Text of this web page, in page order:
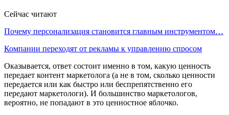
Сейчас читают
Почему персонализация становится главным инструментом…
Компании переходят от рекламы к управлению спросом
Оказывается, ответ состоит именно в том, какую ценность
передает контент маркетолога (а не в том, сколько ценности
передается или как быстро или беспрепятственно его
передают маркетологи). И большинство маркетологов,
вероятно, не попадают в это ценностное яблочко.